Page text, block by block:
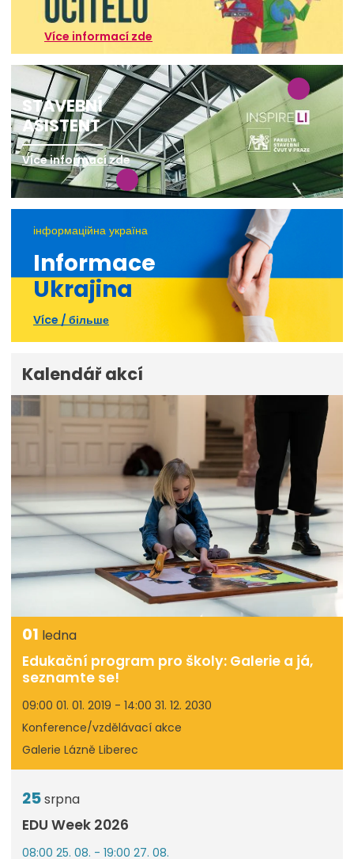
Více informací zde
STAVEBNÍ
ASISTENT
Více informací zde
інформаційна україна
Informace
Ukrajina
Více / більше
Kalendář akcí
01 ledna
Edukační program pro školy: Galerie a já,
seznamte se!
09:00 01. 01. 2019 - 14:00 31. 12. 2030
Konference/vzdělávací akce
Galerie Lázně Liberec
25srpna
EDU Week 2026
08:00 25. 08. - 19:00 27. 08.